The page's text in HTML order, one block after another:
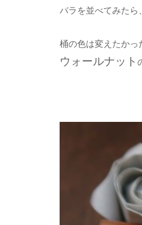
バラを並べてみたら
桶の色は変えたかっ
ウォールナット